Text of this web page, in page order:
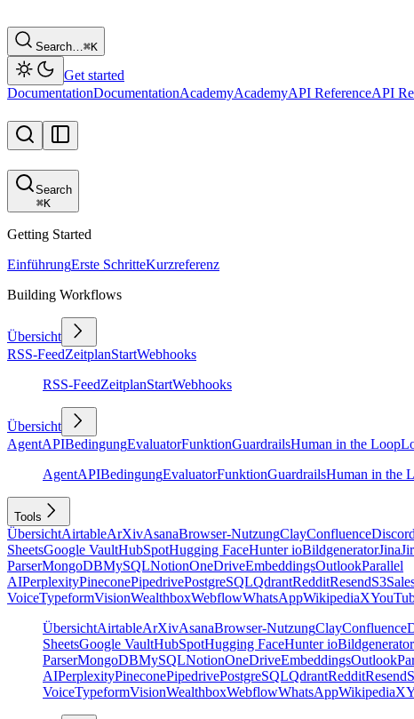
Search…⌘K
Get started
DocumentationDocumentationAcademyAcademyAPI ReferenceAPI
Search
⌘K
Getting Started
EinführungErste SchritteKurzreferenz
Building Workflows
Übersicht
RSS-FeedZeitplanStartWebhooks
RSS-FeedZeitplanStartWebhooks
Übersicht
AgentAPIBedingungEvaluatorFunktionGuardrailsHuman in the Loop
AgentAPIBedingungEvaluatorFunktionGuardrailsHuman in the
Tools
ÜbersichtAirtableArXivAsanaBrowser-NutzungClayConfluenceDiscord
SheetsGoogle VaultHubSpotHugging FaceHunter ioBildgeneratorJina
ParserMongoDBMySQLNotionOneDriveEmbeddingsOutlookParallel
AIPerplexityPineconePipedrivePostgreSQLQdrantRedditResendS3
VoiceTypeformVisionWealthboxWebflowWhatsAppWikipediaX
ÜbersichtAirtableArXivAsanaBrowser-NutzungClayConfluence
SheetsGoogle VaultHubSpotHugging FaceHunter ioBildgenerator
ParserMongoDBMySQLNotionOneDriveEmbeddingsOutlook
AIPerplexityPineconePipedrivePostgreSQLQdrantRedditResend
VoiceTypeformVisionWealthboxWebflowWhatsAppWikipediaX